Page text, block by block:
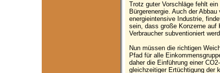
Trotz guter Vorschläge fehlt
Bürgerenergie. Auch der
energieintensive Industrie,
sein, dass große Konzerne auf
Verbraucher subventioniert
Nun müssen die richtigen
Pfad für alle
daher die Einführung einer
gleichzeitiger Ertüchtigung der